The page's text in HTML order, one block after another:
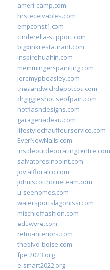
ameri-camp.com
hrsreceivables.com
empconst1.com
cinderella-support.com
bigpinkrestaurant.com
inspirehuahin.com
memmingerspainting.com
jeremypbeasley.com
thesandwichdepotcos.com
drgiggleshouseofpain.com
hotflashdesigns.com
garagenadeau.com
lifestylechauffeurservice.com
EverNewNails.com
insideoutdecoratingcentre.com
salvatoresinpoint.com
jovialfloralco.com
johnlscotthometeam.com
u-seehomes.com
watersportslagonissi.com
mischieffashion.com
eduwyre.com
retro-interiors.com
theblvd-boise.com
fpet2023.org
e-smart2022.org